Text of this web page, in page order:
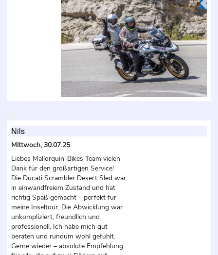
Nils
Mittwoch, 30.07.25
Liebes Mallorquin-Bikes Team vielen
Dank für den großartigen Service!
Die Ducati Scrambler Desert Sled war
in einwandfreiem Zustand und hat
richtig Spaß gemacht – perfekt für
meine Inseltour. Die Abwicklung war
unkompliziert, freundlich und
professionell. Ich habe mich gut
beraten und rundum wohl gefühlt.
Gerne wieder – absolute Empfehlung